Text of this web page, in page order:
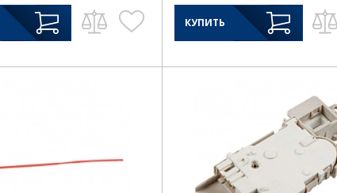
КУПИТЬ